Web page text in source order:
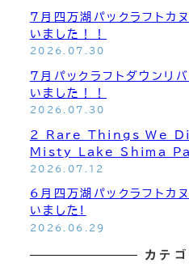
7月四万湖パックラフトカ
いました！！
2026.07.30
7月パックラフトダウンリ
いました！！
2026.07.30
2 Rare Things We
Misty Lake Shima
2026.07.12
6月四万湖パックラフトカ
いました!
2026.06.29
カテ